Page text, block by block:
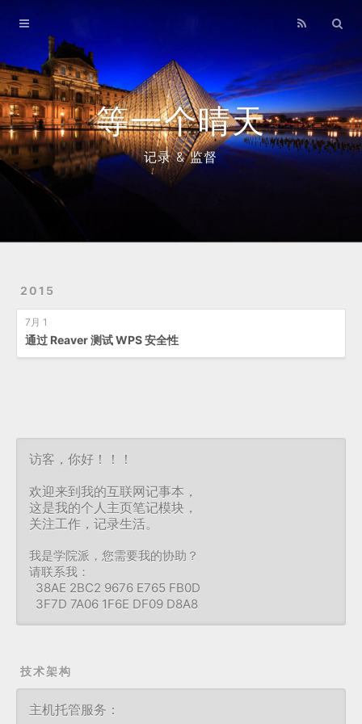
等一个晴天
记录 & 监督
2015
7月 1
通过 Reaver 测试 WPS 安全性
访客，你好！！！
欢迎来到我的互联网记事本，
这是我的个人主页笔记模块，
关注工作，记录生活。
我是学院派，您需要我的协助？
请联系我：
38AE 2BC2 9676 E765 FB0D
3F7D 7A06 1F6E DF09 D8A8
技术架构
主机托管服务：
Home
Archives